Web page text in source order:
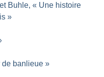
Buhle, « Une histoire
»
banlieue »